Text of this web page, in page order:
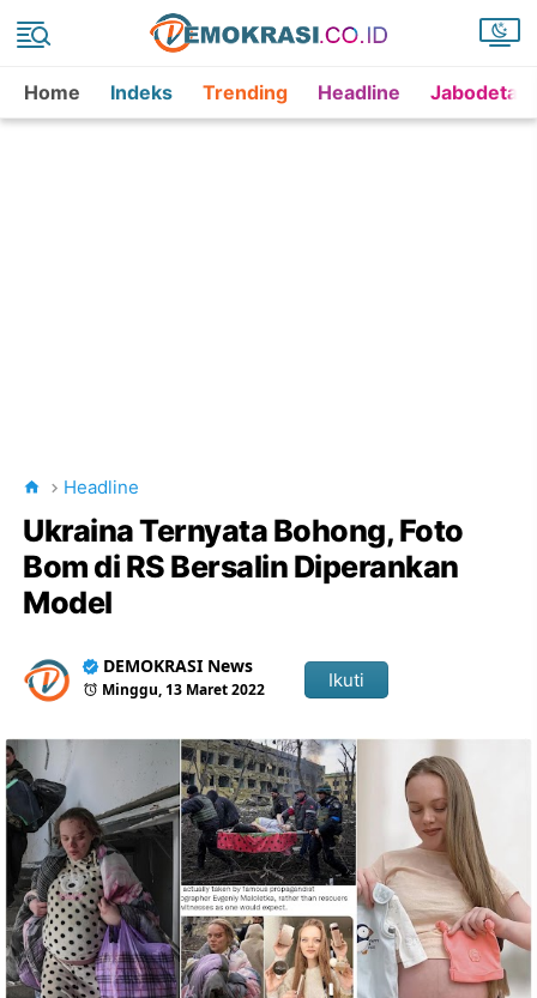
Home Indeks Trending Headline
Headline
Ukraina Ternyata Bohong, Foto
Bom di RS Bersalin Diperankan
Model
DEMOKRASI News
Minggu, 13 Maret 2022 Ikuti